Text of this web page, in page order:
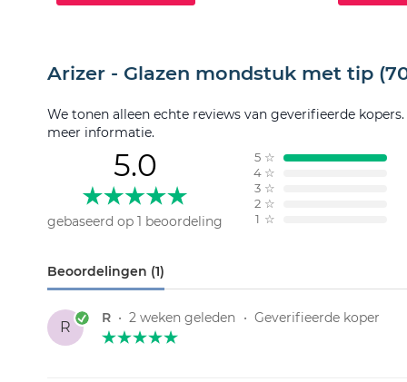
Arizer - Glazen mondstuk met tip
We tonen alleen echte reviews van geverifieerde
meer informatie.
5.0
gebaseerd op 1 beoordeling
5 ☆
4 ☆
3 ☆
2 ☆
1 ☆
Beoordelingen (1)
R
R • 2 weken geleden • Geverifieerde koper